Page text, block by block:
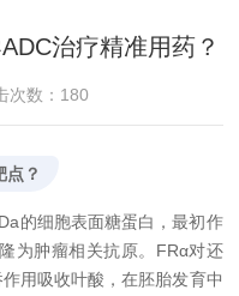
治疗精准用药？
次数：180
？
的细胞表面糖蛋白，最初作
为肿瘤相关抗原。FRα对还
用吸收叶酸，在胚胎发育中